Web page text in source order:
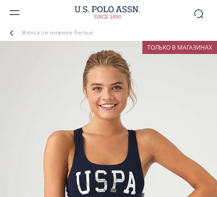
Женское нижнее белье
ТОЛЬКО В МАГАЗИНАХ